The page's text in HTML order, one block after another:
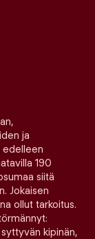
ja
edelleen
190
siitä
Jokaisen
ollut tarkoitus.
kipinän,